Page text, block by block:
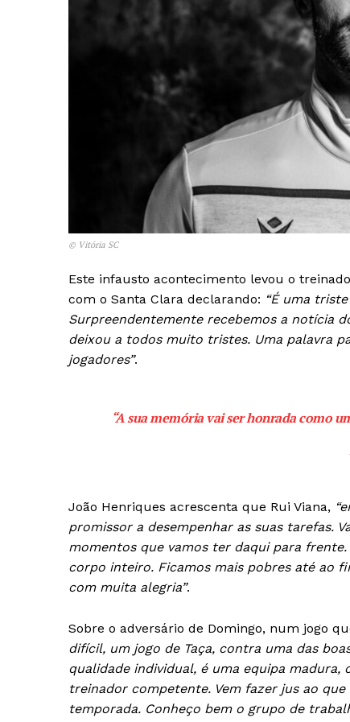
© Vitória SC
Este infausto acontecimento levou o
com o Santa Clara declarando: “É uma
Surpreendentemente recebemos a notícia
deixou a todos muito tristes. Uma palavra
jogadores”.
“A sua memória vai ser honrada como
João Henriques acrescenta que Rui Viana,
promissor a desempenhar as suas tarefas.
momentos que vamos ter daqui para
corpo inteiro. Ficamos mais pobres até ao
com muita alegria”.
Sobre o adversário de Domingo, num jogo
difícil, um jogo de Taça, contra uma das
qualidade individual, é uma equipa
treinador competente. Vem fazer jus ao
temporada. Conheço bem o grupo de